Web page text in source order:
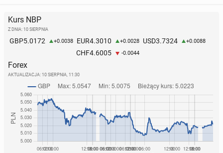
Kurs NBP
Z DNIA: 10 SIERPNIA
GBP5.0172 +0.0038 EUR4.3010 +0.0028 USD3.7324 +0.0088
CHF4.6005 -0.0044
Forex
AKTUALIZACJA: 10 SIERPNIA, 11:30